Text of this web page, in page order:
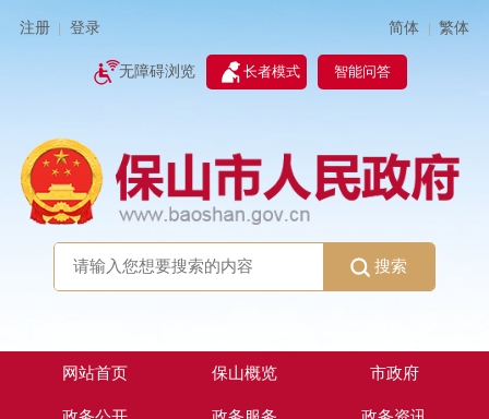
注册 登录 简体 | 繁体
无障碍浏览 长者模式 智能问答
搜索
网站首页 保山概览 市政府